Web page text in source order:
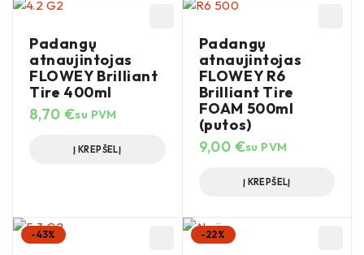
Padangų
atnaujintojas
FLOWEY Brilliant
Tire 400ml
8,70 €su PVM
Į KREPŠELĮ
Padangų
atnaujintojas
FLOWEY R6
Brilliant Tire
FOAM 500ml
(putos)
9,00 €su PVM
Į KREPŠELĮ
-43% -22%